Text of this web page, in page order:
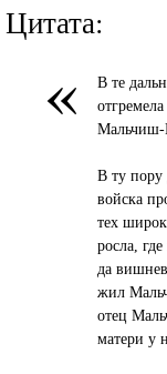
Цитата:
«
В те
Мальчиш-
В ту пору
войска
тех
росла,
да
жил
отец
матери у